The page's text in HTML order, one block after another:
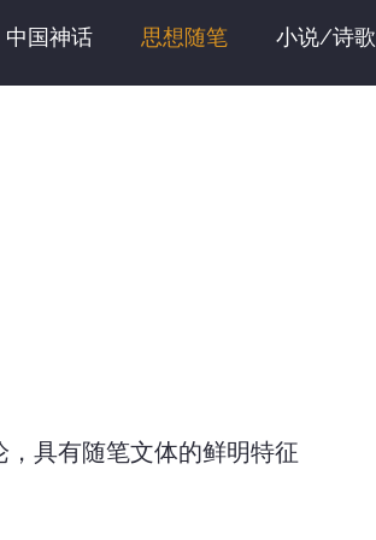
中国神话 思想随笔 小说/诗歌
具有随笔文体的鲜明特征